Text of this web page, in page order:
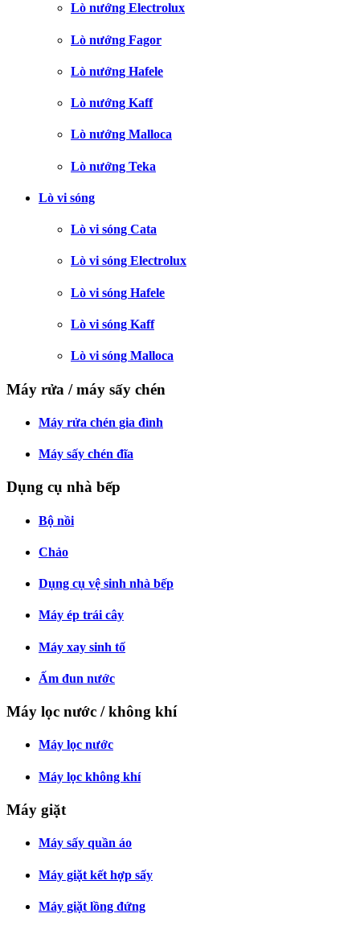
Lò nướng Electrolux
Lò nướng Fagor
Lò nướng Hafele
Lò nướng Kaff
Lò nướng Malloca
Lò nướng Teka
Lò vi sóng
Lò vi sóng Cata
Lò vi sóng Electrolux
Lò vi sóng Hafele
Lò vi sóng Kaff
Lò vi sóng Malloca
Máy rửa / máy sấy chén
Máy rửa chén gia đình
Máy sấy chén đĩa
Dụng cụ nhà bếp
Bộ nồi
Chảo
Dụng cụ vệ sinh nhà bếp
Máy ép trái cây
Máy xay sinh tố
Ấm đun nước
Máy lọc nước / không khí
Máy lọc nước
Máy lọc không khí
Máy giặt
Máy sấy quần áo
Máy giặt kết hợp sấy
Máy giặt lồng đứng